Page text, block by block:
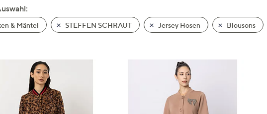
& Mäntel STEFFEN SCHRAUT Jersey Hosen Blousons